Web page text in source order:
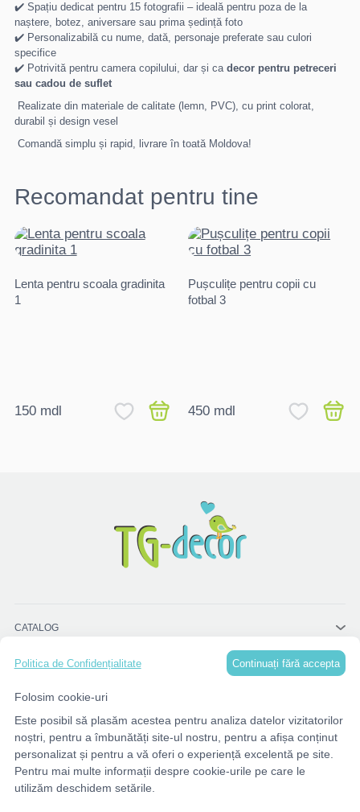
✔️ Spațiu dedicat pentru 15 fotografii – ideală pentru poza de la
naștere, botez, aniversare sau prima ședință foto
✔️ Personalizabilă cu nume, dată, personaje preferate sau culori
specifice
✔️ Potrivită pentru camera copilului, dar și ca decor pentru petreceri
sau cadou de suflet
Realizate din materiale de calitate (lemn, PVC), cu print colorat,
durabil și design vesel
Comandă simplu și rapid, livrare în toată Moldova!
Recomandat pentru tine
Lenta pentru scoala gradinita
1
150 mdl
Pușculițe pentru copii cu
fotbal 3
450 mdl
CATALOG
CONTACTE
Politica de Confidențialitate Continuați fără accepta
Folosim cookie-uri
Este posibil să plasăm acestea pentru analiza datelor vizitatorilor
noștri, pentru a îmbunătăți site-ul nostru, pentru a afișa conținut
personalizat și pentru a vă oferi o experiență excelentă pe site.
Pentru mai multe informații despre cookie-urile pe care le
utilizăm deschidem setările.